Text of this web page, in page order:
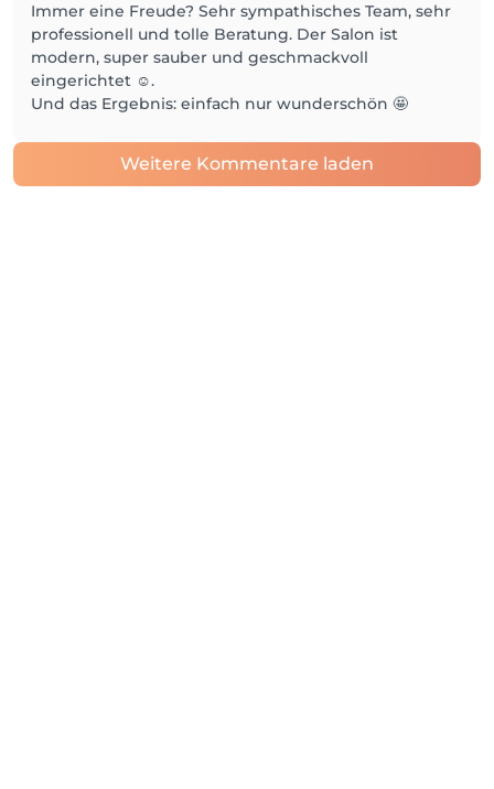
Immer eine Freude? Sehr sympathisches Team, sehr
professionell und tolle Beratung. Der Salon ist
modern, super sauber und geschmackvoll
eingerichtet ☺️.
Und das Ergebnis: einfach nur wunderschön 🤩
Weitere Kommentare laden